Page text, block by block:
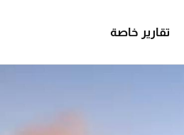
تقارير خاصة